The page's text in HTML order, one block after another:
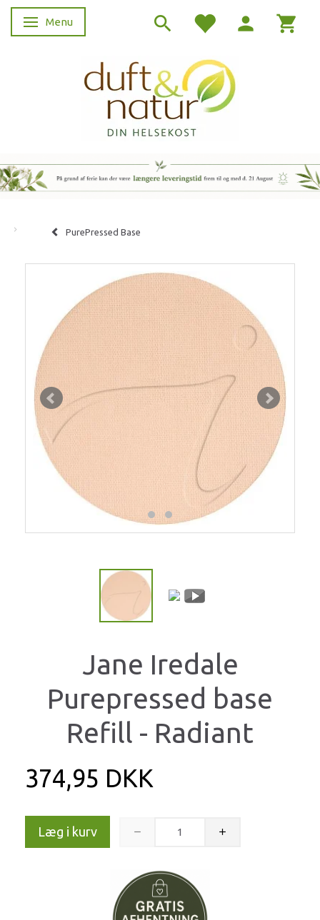
Skifte navigation
Menu
PurePressed Base
Jane Iredale
Purepressed base
Refill - Radiant
374,95 DKK
Læg i kurv